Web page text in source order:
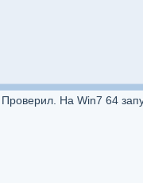
Проверил. На Win7 64